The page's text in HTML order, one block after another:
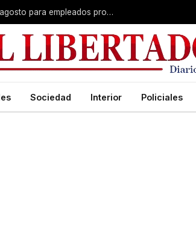
Plus unificado: se confirmó el cronograma de agosto para empleados provinciales
Sociedad Interior Policiales